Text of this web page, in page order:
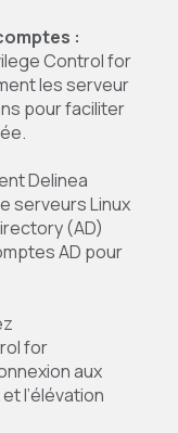
:
Control for
les serveur
pour faciliter
Delinea
serveurs Linux
(AD)
AD pour
for
aux
l’élévation